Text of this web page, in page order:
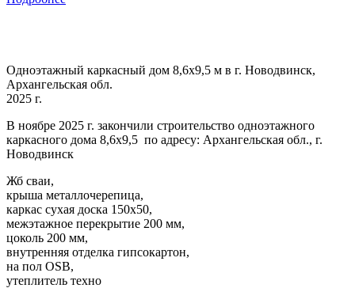
Одноэтажный каркасный дом 8,6х9,5 м в г. Новодвинск,
Архангельская обл.
2025 г.
В ноябре 2025 г. закончили строительство одноэтажного
каркасного дома 8,6х9,5 по адресу: Архангельская обл., г.
Новодвинск
Жб сваи,
крыша металлочерепица,
каркас сухая доска 150х50,
межэтажное перекрытие 200 мм,
цоколь 200 мм,
внутренняя отделка гипсокартон,
на пол OSB,
утеплитель техно